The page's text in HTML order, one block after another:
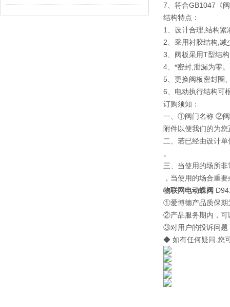
7、符合GB1047《
结构特点：
1、设计合理,结构紧
2、采用衬胶结构,减
3、阀板采用T型结
4、*密封,泄漏为零。
5、更换阀板密封圈
6、电动执行结构可
订购须知：
一、①阀门名称 ②阀
附件以便我们的为
二、若已经由设计
。
三、当使用的场所
，当使用的场合重
物联网电动蝶阀
①爱博德产品质保期
②产品服务期内，可
③对用户的投诉问题
◆ 如有任何疑问.您